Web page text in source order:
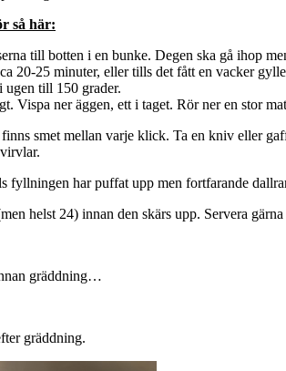
så här:
till botten i en bunke. Degen ska gå ihop
20-25 minuter, eller tills det fått en vacker
ugen till 150 grader.
ner äggen, ett i taget. Rör ner en stor
smet mellan varje klick. Ta en kniv eller
virvlar.
fyllningen har puffat upp men fortfarande
helst 24) innan den skärs upp. Servera gärna
gräddning…
gräddning.